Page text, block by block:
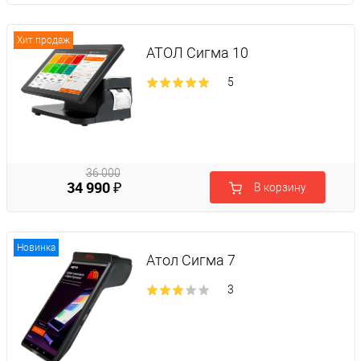
Хит продаж
АТОЛ Сигма 10
5
34 990 ₽
36 000
В корзину
Новинка
Атол Сигма 7
3